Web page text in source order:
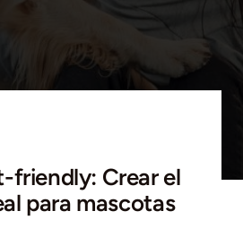
friendly: Crear el
para mascotas